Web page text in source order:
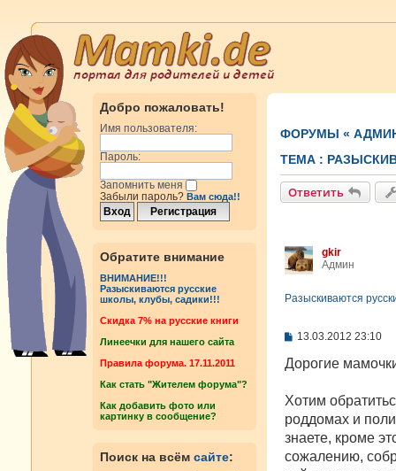
Добро пожаловать!
Имя пользователя:
Пароль:
Запомнить меня
Забыли пароль? Вам сюда!!
Обратите внимание
ВНИМАНИЕ!!!
Разыскиваются русские
школы, клубы, садики!!!
Cкидка 7% на русские книги
Линеечки для нашего сайта
Правила форума. 17.11.2011
Как стать "Жителем форума"?
Как добавить фото или
картинку в сообщение?
Поиск на всём сайте:
ФОРУМЫ «
ТЕМА :
Ответить
gkir
Админ
Разыскиваются
С
о
б
е
и
е
13.03.2012 23:10
Дорогие
Хотим
роддомах и
знаете, кроме
сожалению,